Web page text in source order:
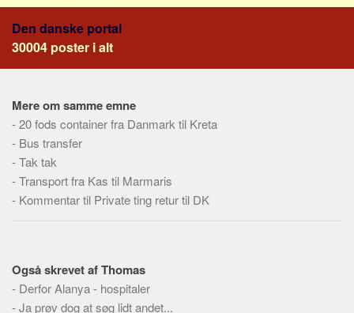
Job
Virksomhed
Pension og opsparing
Forbrug
Social sikring og sundhed
Transport
Køb og salg
Økonomi
Den danske portal
30004 poster i alt
Mere om samme emne
-20 fods container fra Danmark til Kreta
- Bus transfer
-Tak tak
-Transport fra Kas til Marmaris
- Kommentar til Private ting retur til DK
Også skrevet af Thomas
- Derfor Alanya - hospitaler
-Ja prøv dog at søg lidt andet...